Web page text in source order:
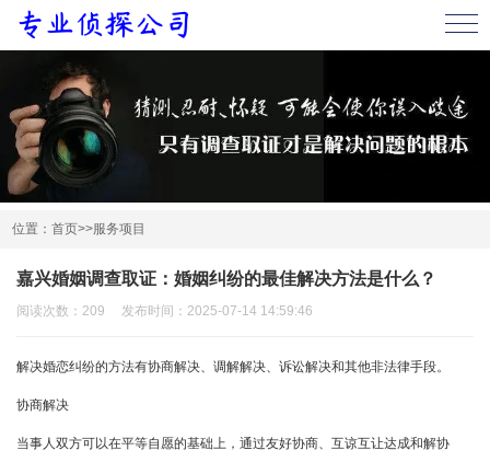
首页
公司简介
服务项目
调查案例
新闻中心
联系我们
位置：首页>>服务项目
嘉兴婚姻调查取证：婚姻纠纷的最佳解决方法是什么？
阅读次数：209 发布时间：2025-07-14 14:59:46
解决婚恋纠纷的方法有协商解决、调解解决、诉讼解决和其他非法律手段。
协商解决
当事人双方可以在平等自愿的基础上，通过友好协商、互谅互让达成和解协